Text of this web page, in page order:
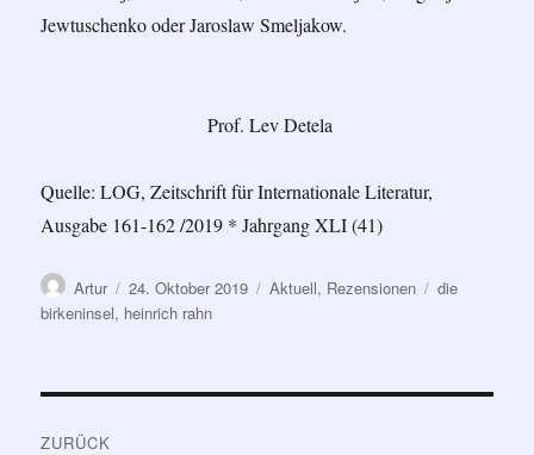
Jewtuschenko oder Jaroslaw Smeljakow.
Prof. Lev Detela
Quelle: LOG, Zeitschrift für Internationale Literatur,
Ausgabe 161-162 /2019 * Jahrgang XLI (41)
Autor
Artur
Veröffentlicht
am
24. Oktober 2019 Kategorien
Aktuell, Rezensionen Schlagwörter
die
birkeninsel, heinrich rahn
ZURÜCK